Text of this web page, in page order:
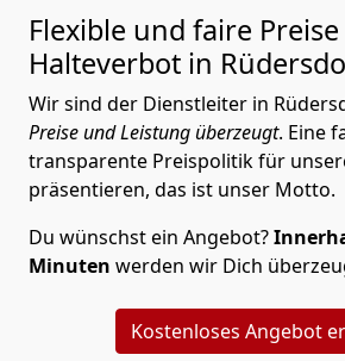
Flexible und faire
Halteverbot in
Wir sind der Dienstleiter in
Preise und Leistung überzeugt. Eine
transparente Preispolitik für
präsentieren, das ist unser Motto.
Du wünschst ein Angebot?
Minuten werden wir Dich
Kostenloses Angebot